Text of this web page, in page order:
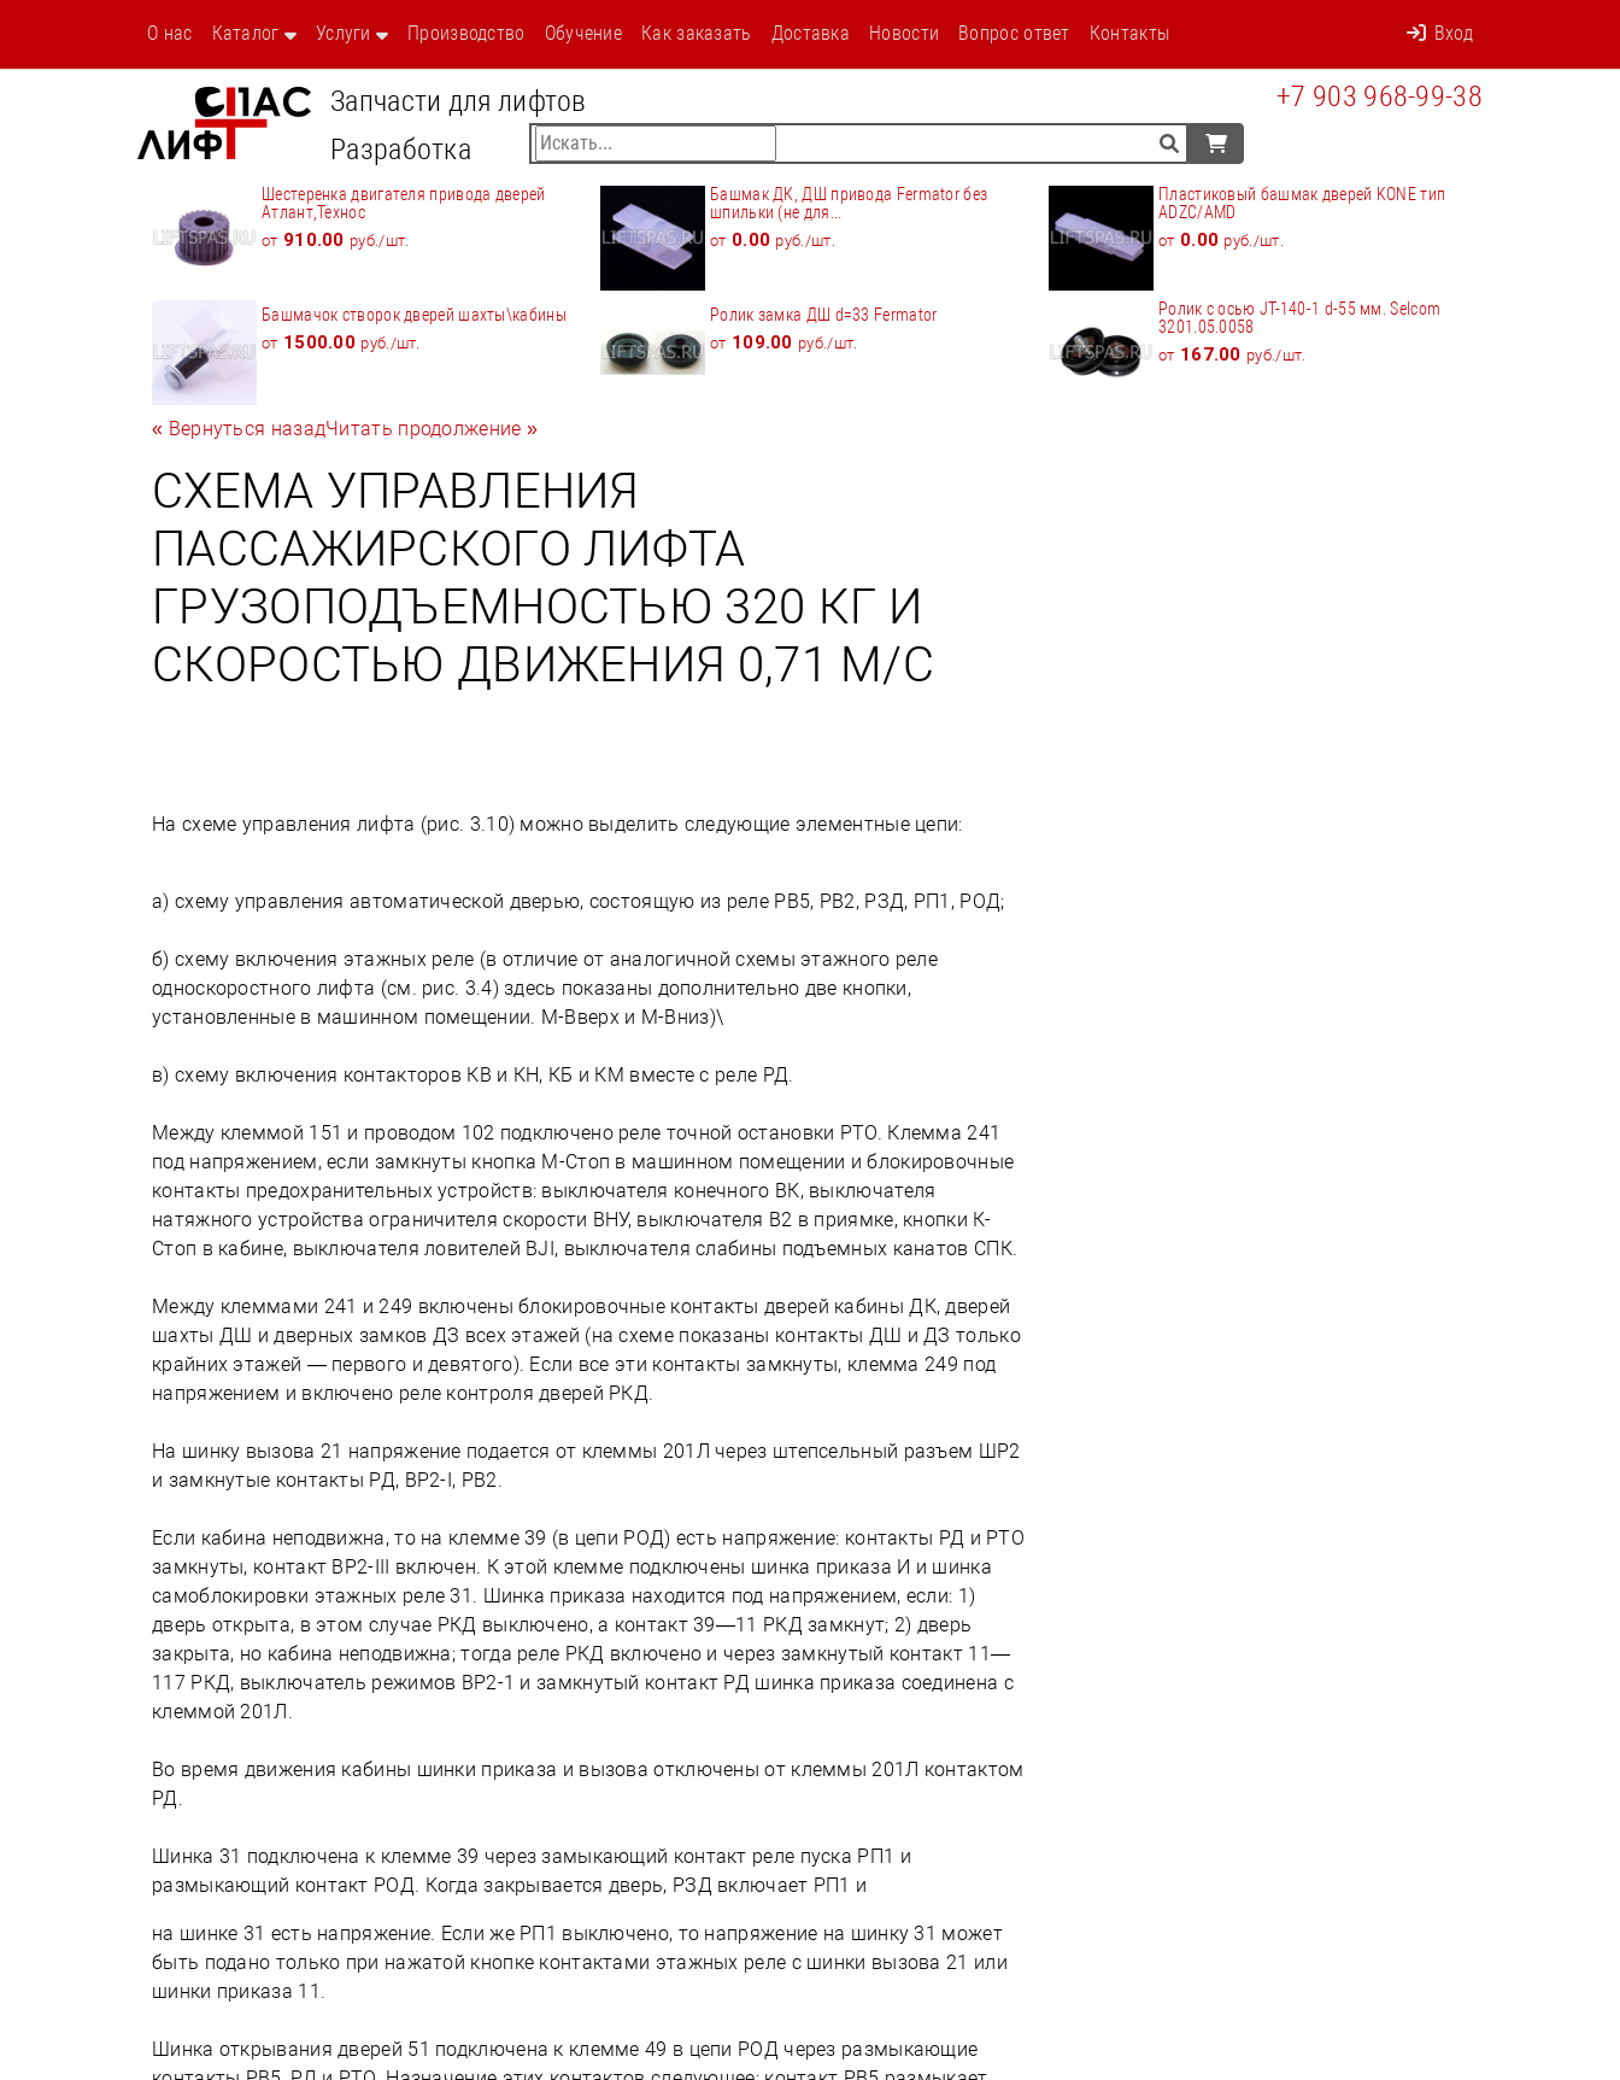
О нас
Каталог Услуги Производство Обучение Как заказать Доставка Новости Вопрос ответ Контакты Вход
Запчасти для лифтов
+7 903 968-99-38
Разработка
Шестеренка двигателя привода дверей
Атлант,Технос
от 910.00 руб./шт.
Башмак ДК, ДШ привода Fermator без
шпильки (не для...
от 0.00 руб./шт.
Пластиковый башмак дверей KONE тип
ADZC/AMD
от 0.00 руб./шт.
Башмачок створок дверей шахты\кабины
от 1500.00 руб./шт.
Ролик замка ДШ d=33 Fermator
от 109.00 руб./шт.
Ролик с осью JT-140-1 d-55 мм. Selcom
3201.05.0058
от 167.00 руб./шт.
« Вернуться назадЧитать продолжение »
СХЕМА УПРАВЛЕНИЯ
ПАССАЖИРСКОГО ЛИФТА
ГРУЗОПОДЪЕМНОСТЬЮ 320 КГ И
СКОРОСТЬЮ ДВИЖЕНИЯ 0,71 М/С
На схеме управления лифта (рис. 3.10) можно выделить следующие элементные цепи:
а) схему управления автоматической дверью, состоящую из реле РВ5, РВ2, РЗД, РП1, РОД;
б) схему включения этажных реле (в отличие от аналогичной схемы этажного реле
односкоростного лифта (см. рис. 3.4) здесь показаны дополнительно две кнопки,
установленные в машинном помещении. M-Вверх и М-Вниз)\
в) схему включения контакторов КВ и КН, КБ и КМ вместе с реле РД.
Между клеммой 151 и проводом 102 подключено реле точной остановки РТО. Клемма 241
под напряжением, если замкнуты кнопка M-Стоп в машинном помещении и блокировочные
контакты предохранительных устройств: выключателя конечного ВК, выключателя
натяжного устройства ограничителя скорости ВНУ, выключателя В2 в приямке, кнопки К-
Стоп в кабине, выключателя ловителей BJI, выключателя слабины подъемных канатов СПК.
Между клеммами 241 и 249 включены блокировочные контакты дверей кабины ДК, дверей
шахты ДШ и дверных замков ДЗ всех этажей (на схеме показаны контакты ДШ и ДЗ только
крайних этажей — первого и девятого). Если все эти контакты замкнуты, клемма 249 под
напряжением и включено реле контроля дверей РКД.
На шинку вызова 21 напряжение подается от клеммы 201Л через штепсельный разъем ШР2
и замкнутые контакты РД, BP2-I, РВ2.
Если кабина неподвижна, то на клемме 39 (в цепи РОД) есть напряжение: контакты РД и РТО
замкнуты, контакт BP2-III включен. К этой клемме подключены шинка приказа И и шинка
самоблокировки этажных реле 31. Шинка приказа находится под напряжением, если: 1)
дверь открыта, в этом случае РКД выключено, а контакт 39—11 РКД замкнут; 2) дверь
закрыта, но кабина неподвижна; тогда реле РКД включено и через замкнутый контакт 11—
117 РКД, выключатель режимов ВР2-1 и замкнутый контакт РД шинка приказа соединена с
клеммой 201Л.
Во время движения кабины шинки приказа и вызова отключены от клеммы 201Л контактом
РД.
Шинка 31 подключена к клемме 39 через замыкающий контакт реле пуска РП1 и
размыкающий контакт РОД. Когда закрывается дверь, РЗД включает РП1 и
на шинке 31 есть напряжение. Если же РП1 выключено, то напряжение на шинку 31 может
быть подано только при нажатой кнопке контактами этажных реле с шинки вызова 21 или
шинки приказа 11.
Шинка открывания дверей 51 подключена к клемме 49 в цепи РОД через размыкающие